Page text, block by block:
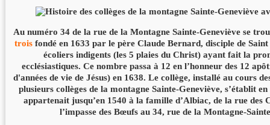
Au numéro 34 de la rue de la Montagne Sainte-Geneviève se
trois fondé en 1633 par le père Claude Bernard, disciple de
écoliers indigents (les 5 plaies du Christ) ayant fait la
ecclésiastiques. Ce nombre passa à 12 en l’honneur des 12
d'années de vie de Jésus) en 1638. Le collège, installé au cours
plusieurs collèges de la montagne Sainte-Geneviève, s’établit
appartenait jusqu’en 1540 à la famille d’Albiac, de la rue des
l’impasse des Bœufs au 34, rue de la Montagne-